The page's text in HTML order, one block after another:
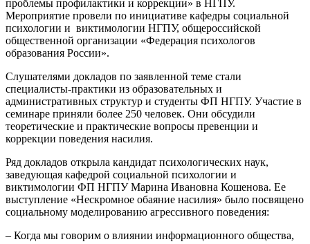
проблемы профилактики и коррекции» в НГПУ.
Мероприятие провели по инициативе кафедры социальной
психологии и виктимологии НГПУ, общероссийской
общественной организации «Федерация психологов
образования России».
Слушателями докладов по заявленной теме стали
специалисты-практики из образовательных и
административных структур и студенты ФП НГПУ. Участие в
семинаре приняли более 250 человек. Они обсудили
теоретические и практические вопросы превенции и
коррекции поведения насилия.
Ряд докладов открыла кандидат психологических наук,
заведующая кафедрой социальной психологии и
виктимологии ФП НГПУ Марина Ивановна Кошенова. Ее
выступление «Нескромное обаяние насилия» было посвящено
социальному моделированию агрессивного поведения:
– Когда мы говорим о влиянии информационного общества,